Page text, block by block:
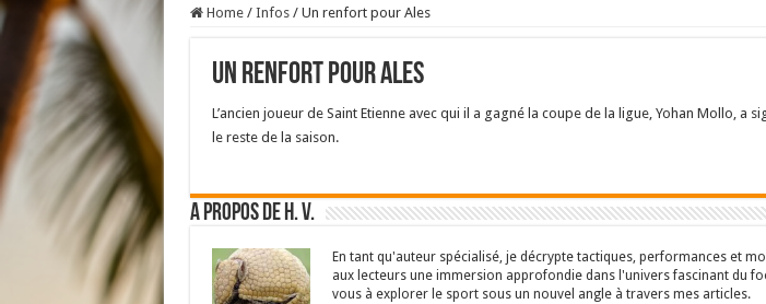
Home / Infos / Un renfort pour Ales
Un renfort pour Ales
L’ancien joueur de Saint Etienne avec qui il a gagné la coupe de la ligue, Yohan Mollo, a
le reste de la saison.
A propos de H. V.
En tant qu'auteur spécialisé, je décrypte tactiques, performances et
aux lecteurs une immersion approfondie dans l'univers fascinant du
vous à explorer le sport sous un nouvel angle à travers mes articles.